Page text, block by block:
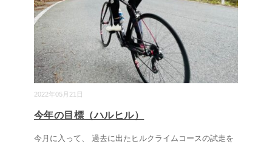
2022年05月21日
今年の目標（ハルヒル）
今月に入って、 過去に出たヒルクライムコースの試走を